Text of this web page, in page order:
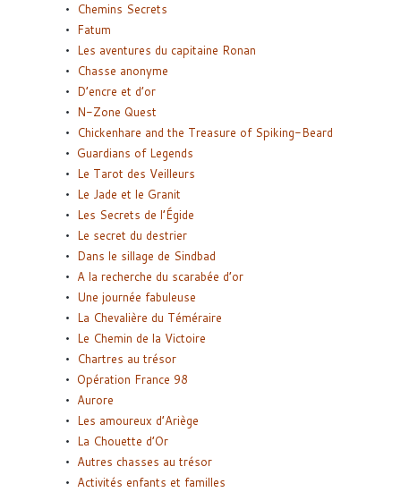
Chemins Secrets
Fatum
Les aventures du capitaine Ronan
Chasse anonyme
D’encre et d’or
N-Zone Quest
Chickenhare and the Treasure of Spiking-Beard
Guardians of Legends
Le Tarot des Veilleurs
Le Jade et le Granit
Les Secrets de l’Égide
Le secret du destrier
Dans le sillage de Sindbad
A la recherche du scarabée d’or
Une journée fabuleuse
La Chevalière du Téméraire
Le Chemin de la Victoire
Chartres au trésor
Opération France 98
Aurore
Les amoureux d’Ariège
La Chouette d’Or
Autres chasses au trésor
Activités enfants et familles